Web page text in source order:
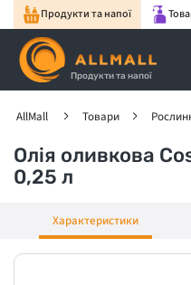
Продукти та напої
Продукти та напої
AllMall Товари
Олія оливкова
0,25 л
Характеристики